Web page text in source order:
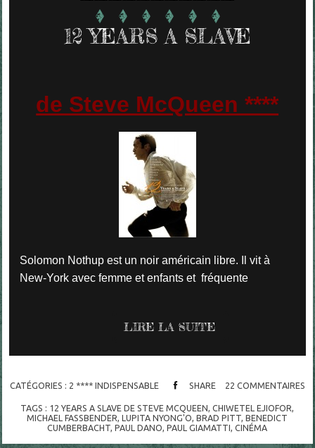
12 YEARS A SLAVE
de Steve McQueen ****
Solomon Nothup est un noir américain libre. Il vit à
New-York avec femme et enfants et fréquente
LIRE LA SUITE
CATÉGORIES : 2 **** INDISPENSABLE SHARE 22 COMMENTAIRES
TAGS : 12 YEARS A SLAVE DE STEVE MCQUEEN,CHIWETEL EJIOFOR,
MICHAEL FASSBENDER,LUPITA NYONG'O,BRAD PITT,BENEDICT
CUMBERBACHT,PAUL DANO,PAUL GIAMATTI,CINÉMA